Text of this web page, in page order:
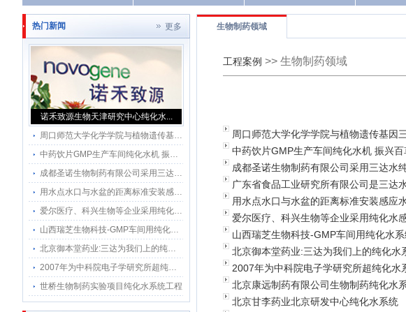
热门新闻 更多
诺禾致源生物天津研究中心纯化水...
周口师范大学化学学院与植物遗传基因三达超纯化水系统应用
中药饮片GMP生产车间纯化水机 振兴百草（北京）药业有限责任公司
成都圣诺生物制药有限公司采用三达水纯化水系统用水点感应水龙头
用水点水口与水盆的距离标准安装感应水龙头
爱尔医疗、科兴生物等企业采用纯化水感应水龙头应用符合GMP3D标准
山西瑞芝生物科技-GMP车间用纯化水系统
北京御本堂药业:三达为我们上的纯化水系统我们顺利通过2015药典GMP验证
2007年为中科院电子学研究所超纯化水系统至今运行稳定
世桥生物制药实验项目纯化水系统工程
生物制药领域
工程案例 >> 生物制药领域
周口师范大学化学学院与植物遗传基因
中药饮片GMP生产车间纯化水机 振兴
成都圣诺生物制药有限公司采用三达水
广东省食品工业研究所有限公司是三达
用水点水口与水盆的距离标准安装感应
爱尔医疗、科兴生物等企业采用纯化水
山西瑞芝生物科技-GMP车间用纯化水
北京御本堂药业:三达为我们上的纯化
2007年为中科院电子学研究所超纯化水
北京康远制药有限公司生物制药纯化水
北京甘李药业北京研发中心纯化水系统